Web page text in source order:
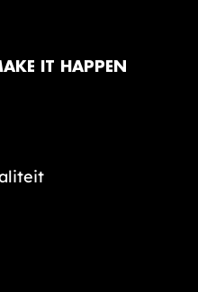
IT HAPPEN